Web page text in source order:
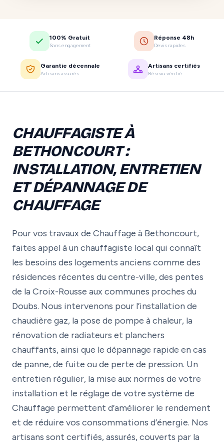
100% Gratuit
Sans engagement
Réponse 48h
Devis rapides
Garantie décennale
Artisans assurés
Artisans certifiés
Réseau vérifié
CHAUFFAGISTE À
BETHONCOURT :
INSTALLATION, ENTRETIEN
ET DÉPANNAGE DE
CHAUFFAGE
Pour vos travaux de Chauffage à Bethoncourt,
faites appel à un chauffagiste local qui connaît
les besoins des logements anciens comme des
résidences récentes du centre-ville, des pentes
de la Croix-Rousse aux communes proches du
Doubs. Nous intervenons pour l’installation de
chaudière gaz, la pose de pompe à chaleur, la
rénovation de radiateurs et planchers
chauffants, ainsi que le dépannage rapide en cas
de panne, de fuite ou de perte de pression. Un
entretien régulier, la mise aux normes de votre
installation et le réglage de votre système de
Chauffage permettent d’améliorer le rendement
et de réduire vos consommations d’énergie. Nos
artisans sont certifiés, assurés, couverts par la